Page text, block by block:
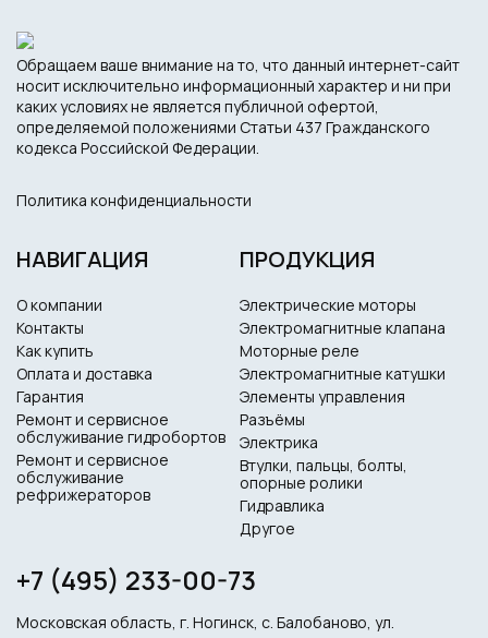
Обращаем ваше внимание на то, что данный интернет-сайт
носит исключительно информационный характер и ни при
каких условиях не является публичной офертой,
определяемой положениями Статьи 437 Гражданского
кодекса Российской Федерации.
Политика конфиденциальности
НАВИГАЦИЯ
О компании
Контакты
Как купить
Оплата и доставка
Гарантия
Ремонт и сервисное
обслуживание гидробортов
Ремонт и сервисное
обслуживание
рефрижераторов
ПРОДУКЦИЯ
Электрические моторы
Электромагнитные клапана
Моторные реле
Электромагнитные катушки
Элементы управления
Разъёмы
Электрика
Втулки, пальцы, болты,
опорные ролики
Гидравлика
Другое
+7 (495) 233-00-73
Московская область, г. Ногинск, с. Балобаново, ул.